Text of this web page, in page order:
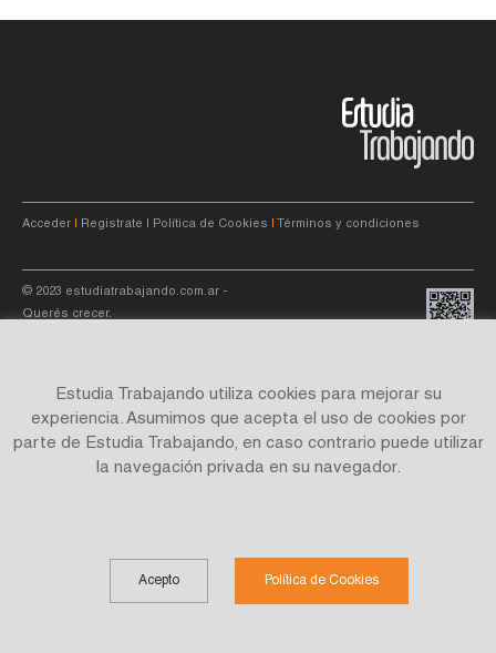
Acceder Registrate Política de Cookies Términos y condiciones
© 2023 estudiatrabajando.com.ar -
Querés crecer.
Site by
Estudia Trabajando utiliza cookies para mejorar su
experiencia. Asumimos que acepta el uso de cookies por
parte de Estudia Trabajando, en caso contrario puede utilizar
la navegación privada en su navegador.
Acepto Política de Cookies